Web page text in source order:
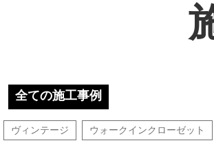
全ての施工事例
ヴィンテージ ウォークインクローゼット